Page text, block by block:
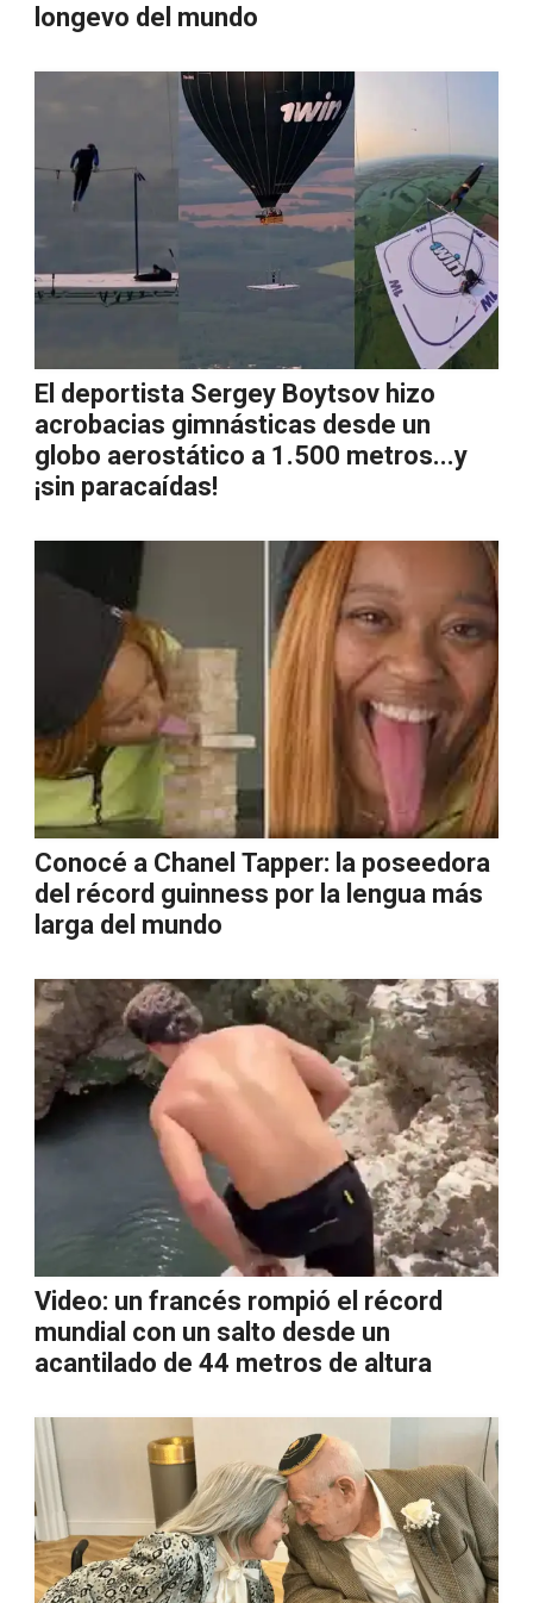
longevo del mundo
El deportista Sergey Boytsov hizo
acrobacias gimnásticas desde un
globo aerostático a 1.500 metros...y
¡sin paracaídas!
Conocé a Chanel Tapper: la poseedora
del récord guinness por la lengua más
larga del mundo
Video: un francés rompió el récord
mundial con un salto desde un
acantilado de 44 metros de altura